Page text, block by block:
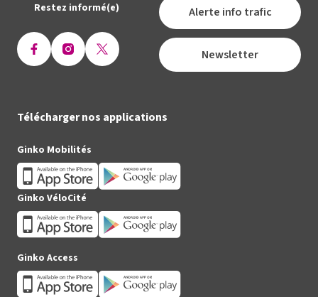
Restez informé(e)
OuvrirOuvrir Ouvrir
(Twitter)
Alerte info trafic
Newsletter
Télécharger nos applications
Ginko Mobilités
Ginko VéloCité
Ginko Access